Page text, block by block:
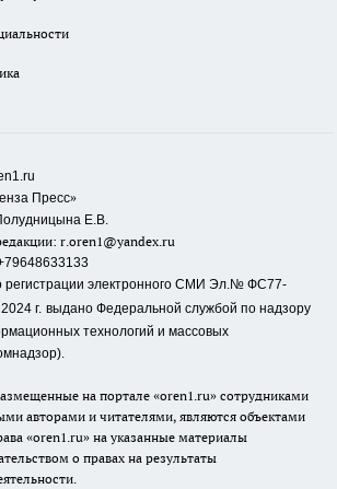
Пресс»
Е.В.
r.oren1@yandex.ru
регистрации электронного СМИ Эл.№ ФС77-
г. выдано Федеральной службой по надзору
технологий и массовых
на портале «oren1.ru» сотрудниками
авторами и читателями, являются объектами
«oren1.ru» на указанные материалы
о правах на результаты